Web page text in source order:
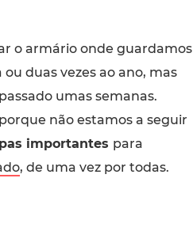
o armário onde guardamos
duas vezes ao ano, mas
umas semanas.
não estamos a seguir
importantes para
, de uma vez por todas.